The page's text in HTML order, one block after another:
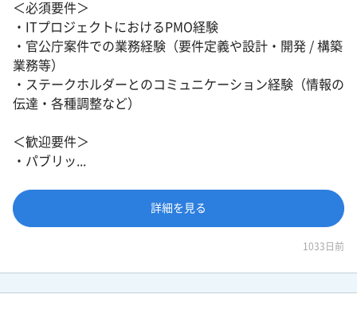
＜必須要件＞
・ITプロジェクトにおけるPMO経験
・官公庁案件での業務経験（要件定義や設計・開発 / 構築
業務等）
・ステークホルダーとのコミュニケーション経験（情報の
伝達・各種調整など）
＜歓迎要件＞
・パブリッ...
詳細を見る
1033日前